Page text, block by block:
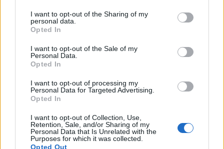
I want to opt-out of the Sharing of my
personal data.
Opted In
I want to opt-out of the Sale of my
Personal Data.
Opted In
I want to opt-out of processing my
Personal Data for Targeted Advertising.
Opted In
I want to opt-out of Collection, Use,
Retention, Sale, and/or Sharing of my
Personal Data that Is Unrelated with the
Purposes for which it was collected.
Opted Out
Gimdymas namuose:
drąsus pasirinkimas ar
eksperimentas? Kur
baigiasi laisvė rinktis ir
Kraujas ant šepetėlio:
smulkmena